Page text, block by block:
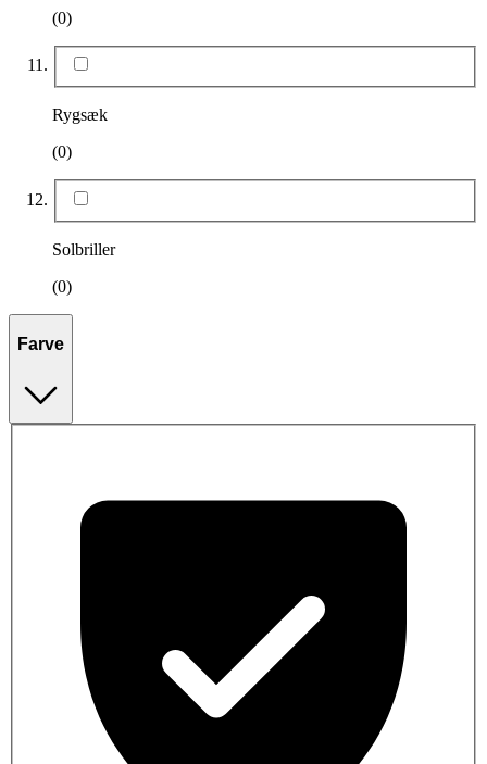
(0)
Rygsæk
(0)
Solbriller
(0)
Farve